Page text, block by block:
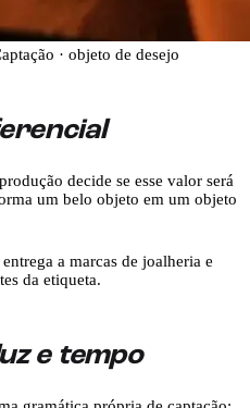
· objeto de desejo
decide se esse valor será
um belo objeto em um objeto
a marcas de joalheria e
da etiqueta.
e tempo